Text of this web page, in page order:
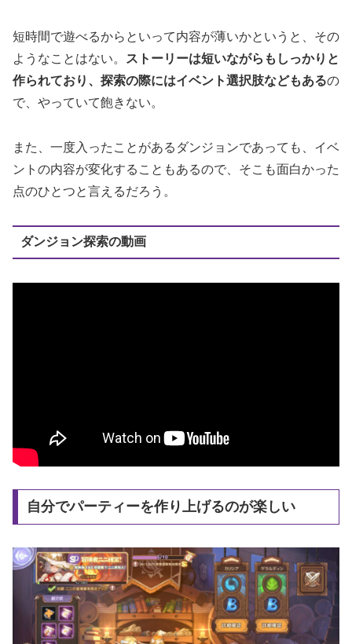
短時間で遊べるからといって内容が薄いかというと、その
ようなことはない。
ストーリーは短いながらもしっかりと
作られており、探索の際にはイベント選択肢などもあるの
で、やっていて飽きない。
また、一度入ったことがあるダンジョンであっても、イベ
ントの内容が変化することもあるので、そこも面白かった
点のひとつと言えるだろう。
ダンジョン探索の動画
自分でパーティーを作り上げるのが楽しい